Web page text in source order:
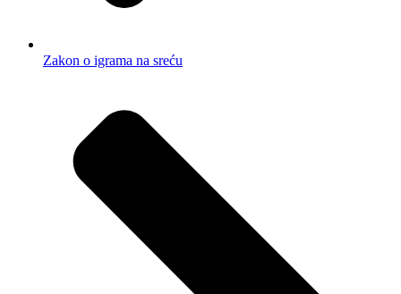
Zakon o igrama na sreću